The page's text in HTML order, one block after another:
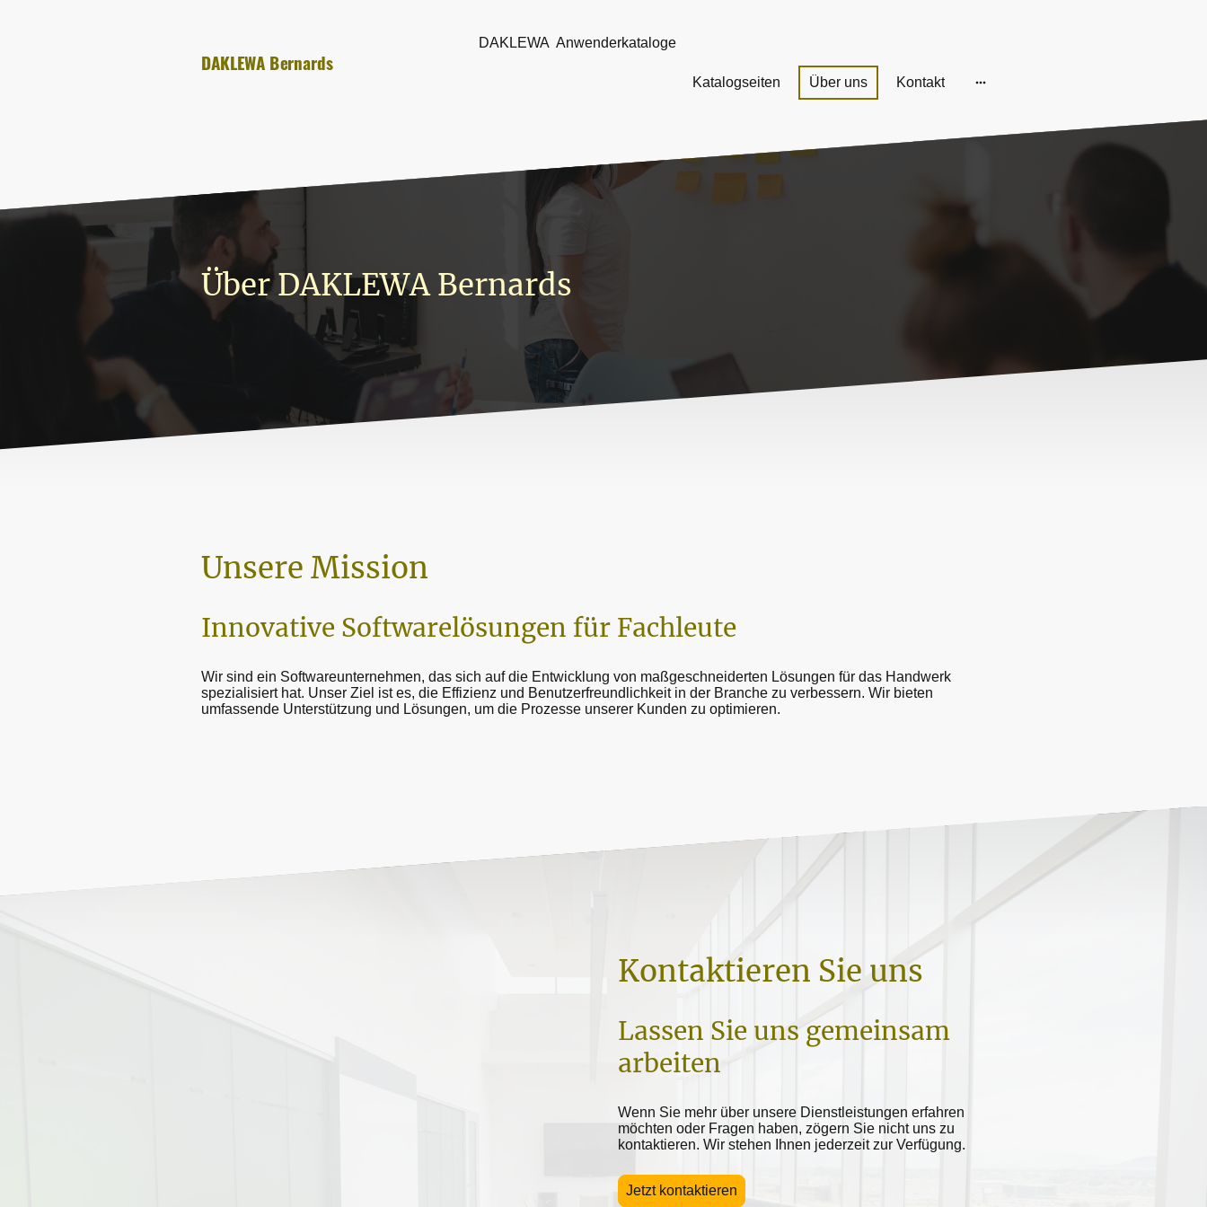
DAKLEWA Bernards
DAKLEWA Anwenderkataloge
Katalogseiten Über uns Kontakt
Über DAKLEWA Bernards
Unsere Mission
Innovative Softwarelösungen für Fachleute
Wir sind ein Softwareunternehmen, das sich auf die Entwicklung von maßgeschneiderten Lösungen für das Handwerk
spezialisiert hat. Unser Ziel ist es, die Effizienz und Benutzerfreundlichkeit in der Branche zu verbessern. Wir bieten
umfassende Unterstützung und Lösungen, um die Prozesse unserer Kunden zu optimieren.
Kontaktieren Sie uns
Lassen Sie uns gemeinsam
arbeiten
Wenn Sie mehr über unsere Dienstleistungen erfahren
möchten oder Fragen haben, zögern Sie nicht uns zu
kontaktieren. Wir stehen Ihnen jederzeit zur Verfügung.
Jetzt kontaktieren